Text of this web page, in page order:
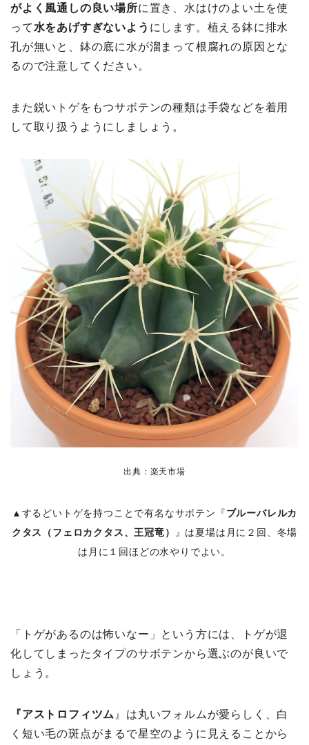
がよく風通しの良い場所に置き、水はけのよい土を使
って 水をあげすぎないよう にします。植える鉢に排水
孔が無いと、鉢の底に水が溜まって根腐れの原因とな
るので注意してください。
また鋭いトゲをもつサボテンの種類は手袋などを着用
して取り扱うようにしましょう。
出典：楽天市場
▲するどいトゲを持つことで有名なサボテン『ブルーバレルカ
クタス（フェロカクタス、王冠竜）
』は夏場は月に２回、冬場
は月に１回ほどの水やりでよい。
「トゲがあるのは怖いなー」という方には、トゲが退
化してしまったタイプのサボテンから選ぶのが良いで
しょう。
『アストロフィツム 』は丸いフォルムが愛らしく、白
く短い毛の斑点がまるで星空のように見えることから